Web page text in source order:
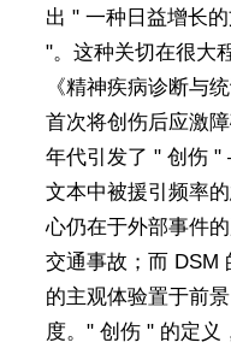
出 " 一种日益增长
"。这种关切在很大
《精神疾病诊断与
首次将创伤后应激
年代引发了 " 创伤
文本中被援引频率
心仍在于外部事件
交通事故；而 DSM
的主观体验置于前
度。" 创伤 " 的定义